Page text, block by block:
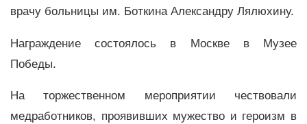
врачу больницы им. Боткина Александру Лялюхину.
Награждение состоялось в Москве в Музее
Победы.
На торжественном мероприятии чествовали
медработников, проявивших мужество и героизм в